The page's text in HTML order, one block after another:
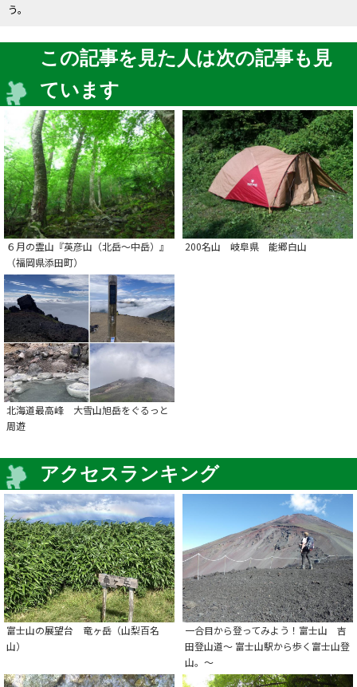
う。
この記事を見た人は次の記事も見
ています
６月の霊山『英彦山（北岳～中岳）』
（福岡県添田町）
200名山 岐阜県 能郷白山
北海道最高峰 大雪山旭岳をぐるっと
周遊
アクセスランキング
富士山の展望台 竜ヶ岳（山梨百名
山）
一合目から登ってみよう！富士山 吉
田登山道～ 富士山駅から歩く富士山登
山。～